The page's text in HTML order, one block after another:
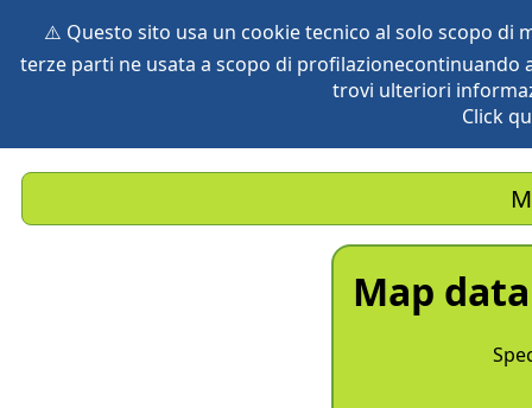
⚠️ Questo sito usa un cookie tecnico al solo scopo di
terze parti ne usata a scopo di
trovi ulteriori
Click
vegetation global db
Map data